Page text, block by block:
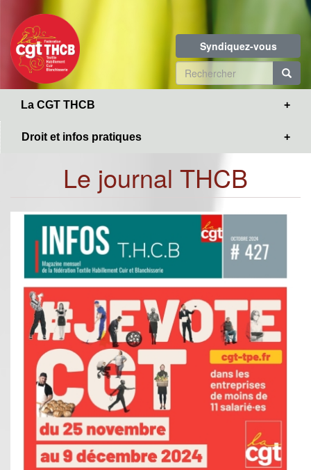
contenu
principal
Syndiquez-vous
Formulaire
de
La CGT THCB
Droit et infos pratiques
Le journal THCB